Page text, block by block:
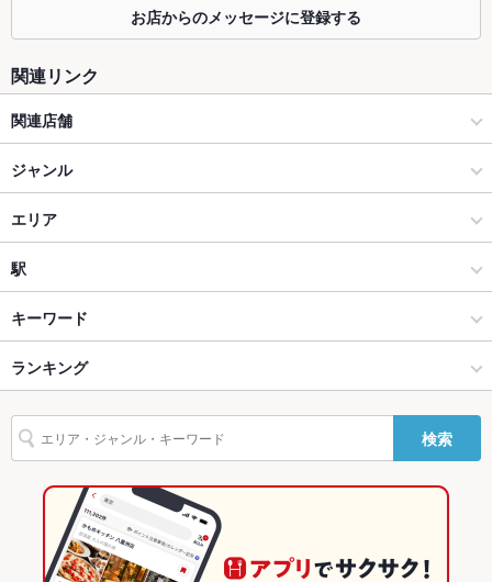
ソファー あり
テラス席
貸切
設備
Wi-Fi
ー
駐車場
英語メニュ
ー
その他設備
その他
あり
食べ放題 なし
お店からのメッセージに登録する
関連リンク
関連店舗
青龍門
ジャンル
中華
中華全般
池袋 × 中華
池袋 × 中華全般
池袋駅 × 中華
池袋駅 × 中華全般
エリア
池袋東口
池袋東口 × 中華
池袋東口 × 中華全般
東京
東京 × 中華
東京 × 中華全般
駅
池袋駅
東池袋駅
目白駅
キーワード
からあげ 点心
ランキング
東京のグルメランキング
東京の中華ランキング
東京の中華全般ランキング
池袋のグルメランキング
検索